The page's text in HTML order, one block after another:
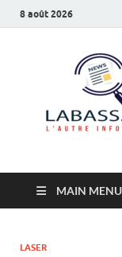
8 août 2026
MAIN MENU
LASER